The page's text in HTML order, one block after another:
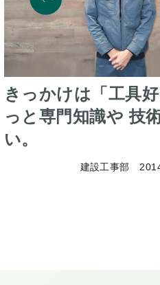
きっかけは「工具
っと専門知識や 技
い。
建設工事部